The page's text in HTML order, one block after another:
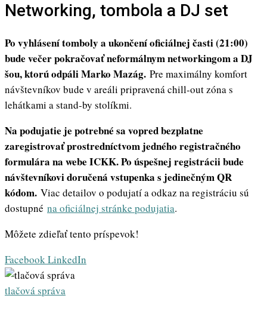
Networking, tombola a DJ set
Po vyhlásení tomboly a ukončení oficiálnej časti (21:00)
bude večer pokračovať neformálnym networkingom a DJ
šou, ktorú odpáli Marko Mazág. Pre maximálny komfort
návštevníkov bude v areáli pripravená chill-out zóna s
lehátkami a stand-by stolíkmi.
Na podujatie je potrebné sa vopred bezplatne
zaregistrovať prostredníctvom jedného registračného
formulára na webe ICKK. Po úspešnej registrácii bude
návštevníkovi doručená vstupenka s jedinečným QR
kódom. Viac detailov o podujatí a odkaz na registráciu sú
dostupné na oficiálnej stránke podujatia.
Môžete zdieľať tento príspevok!
FacebookLinkedIn
tlačová správa